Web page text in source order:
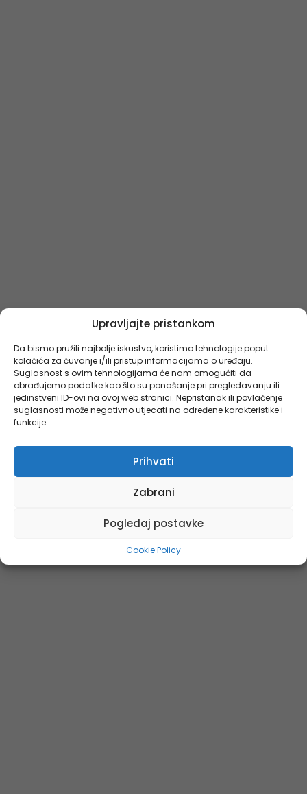
Upravljajte pristankom
Da bismo pružili najbolje iskustvo, koristimo tehnologije poput
kolačića za čuvanje i/ili pristup informacijama o uređaju.
Suglasnost s ovim tehnologijama će nam omogućiti da
obrađujemo podatke kao što su ponašanje pri pregledavanju ili
jedinstveni ID-ovi na ovoj web stranici. Nepristanak ili povlačenje
suglasnosti može negativno utjecati na određene karakteristike i
funkcije.
Prihvati
Zabrani
Pogledaj postavke
Cookie Policy